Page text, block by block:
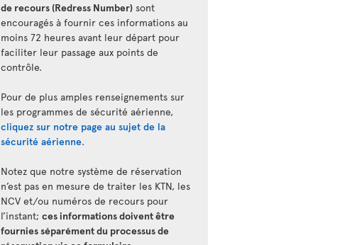
de recours (Redress Number) sont
encouragés à fournir ces informations au
moins 72 heures avant leur départ pour
faciliter leur passage aux points de
contrôle.
Pour de plus amples renseignements sur
les programmes de sécurité aérienne,
cliquez sur notre page au sujet de la
sécurité aérienne.
Notez que notre système de réservation
n’est pas en mesure de traiter les KTN, les
NCV et/ou numéros de recours pour
l’instant;ces informations doivent être
fournies séparément du processus de